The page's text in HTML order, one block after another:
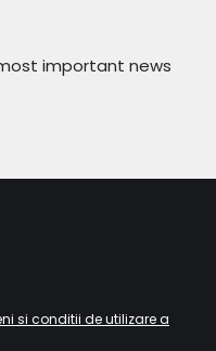
important news
si conditii de utilizare a